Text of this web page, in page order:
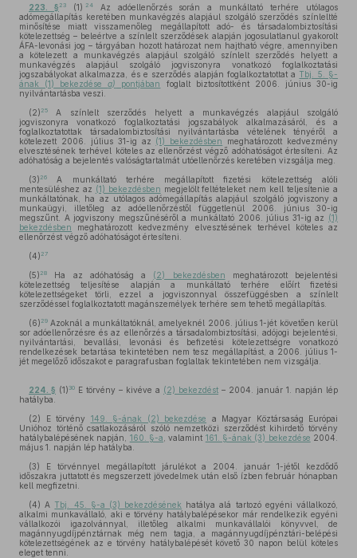
223. § 23(1) 24Az adóellenőrzés során a munkáltató terhére utólagos
adómegállapítás keretében munkavégzés alapjául szolgáló szerződés színleltté
minősítése miatt visszamenőleg megállapított adó- és társadalombiztosítási
kötelezettség – beleértve a színlelt szerződések alapján jogosulatlanul gyakorolt
ÁFA-levonási jog – tárgyában hozott határozat nem hajtható végre, amennyiben
a kötelezett a munkavégzés alapjául szolgáló színlelt szerződés helyett a
munkavégzés alapjául szolgáló jogviszonyra vonatkozó foglalkoztatási
jogszabályokat alkalmazza, és e szerződés alapján foglalkoztatottat a Tbj. 5. §-
ának (1) bekezdésea) pontjában
foglalt biztosítottként 2006. június 30-ig
nyilvántartásba veszi.
(2) 25
A színlelt szerződés helyett a munkavégzés alapjául szolgáló
jogviszonyra vonatkozó foglalkoztatási jogszabályok alkalmazásáról, és a
foglalkoztatottak társadalombiztosítási nyilvántartásba vételének tényéről a
kötelezett 2006. július 31-ig az (1) bekezdésben
meghatározott kedvezmény
elvesztésének terhével köteles az ellenőrzést végző adóhatóságot értesíteni. Az
adóhatóság a bejelentés valóságtartalmát utóellenőrzés keretében vizsgálja meg.
(3) 26
A munkáltató terhére megállapított fizetési kötelezettség alóli
mentesüléshez az (1) bekezdésben megjelölt feltételeket nem kell teljesítenie a
munkáltatónak, ha az utólagos adómegállapítás alapjául szolgáló jogviszony a
munkaügyi, illetőleg az adóellenőrzéstől függetlenül 2006. június 30-ig
megszűnt. A jogviszony megszűnéséről a munkáltató 2006. július 31-ig az (1)
bekezdésben meghatározott kedvezmény elvesztésének terhével köteles az
ellenőrzést végző adóhatóságot értesíteni.
(4) 27
(5) 28 Ha az adóhatóság a (2) bekezdésben meghatározott bejelentési
kötelezettség teljesítése alapján a munkáltató terhére előírt fizetési
kötelezettségeket törli, ezzel a jogviszonnyal összefüggésben a színlelt
szerződéssel foglalkoztatott magánszemélyek terhére sem tehető megállapítás.
(6) 29 Azoknál a munkáltatóknál, amelyeknél 2006. július 1-jét követően kerül
sor adóellenőrzésre és az ellenőrzés a társadalombiztosítási, adójogi bejelentési,
nyilvántartási, bevallási, levonási és befizetési kötelezettségre vonatkozó
rendelkezések betartása tekintetében nem tesz megállapítást, a 2006. július 1-
jét megelőző időszakot e paragrafusban foglaltak tekintetében nem vizsgálja.
224. § (1) 30 E törvény – kivéve a (2) bekezdést – 2004. január 1. napján lép
hatályba.
(2) E törvény 149. §-ának (2) bekezdése a Magyar Köztársaság Európai
Unióhoz történő csatlakozásáról szóló nemzetközi szerződést kihirdető törvény
hatálybalépésének napján, 160. §-a , valamint 161. §-ának (3) bekezdése 2004.
május 1. napján lép hatályba.
(3) E törvénnyel megállapított járulékot a 2004. január 1-jétől kezdődő
időszakra juttatott és megszerzett jövedelmek után első ízben február hónapban
kell megfizetni.
(4) A Tbj. 45. §-a (3) bekezdésének hatálya alá tartozó egyéni vállalkozó,
alkalmi munkavállaló, aki e törvény hatálybalépésekor már rendelkezik egyéni
vállalkozói igazolvánnyal, illetőleg alkalmi munkavállalói könyvvel, de
magánnyugdíjpénztárnak még nem tagja, a magánnyugdíjpénztári-belépési
kötelezettségének az e törvény hatálybalépését követő 30 napon belül köteles
eleget tenni.